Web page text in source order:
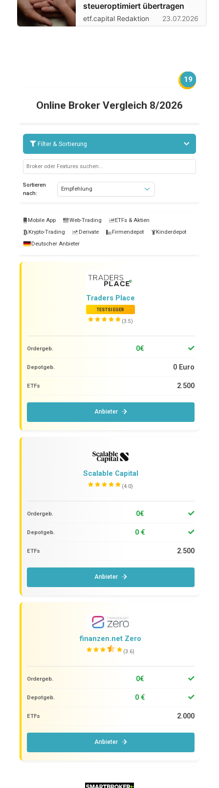
steueroptimiert übertragen
etf.capital Redaktion 23.07.2026